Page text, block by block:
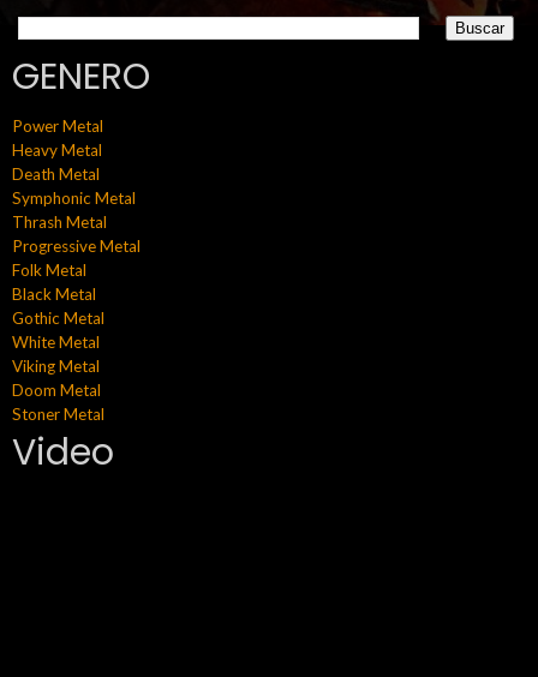
GENERO
Power Metal
Heavy Metal
Death Metal
Symphonic Metal
Thrash Metal
Progressive Metal
Folk Metal
Black Metal
Gothic Metal
White Metal
Viking Metal
Doom Metal
Stoner Metal
Video